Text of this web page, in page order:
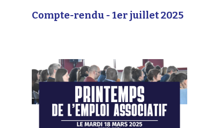
Compte-rendu - 1er juillet 2025